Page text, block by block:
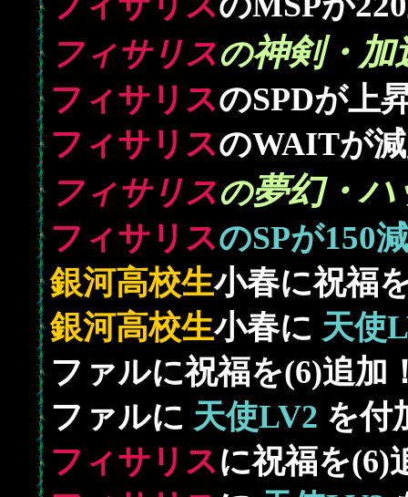
フィサリスの神剣・加
フィサリスのSPDが上
フィサリスのWAITが
フィサリスの夢幻・ハ
フィサリスのSPが150
銀河高校生小春に祝福
銀河高校生小春に 天使
ファルに祝福を(6)追加
ファルに 天使LV2 を付
フィサリスに祝福を(6)